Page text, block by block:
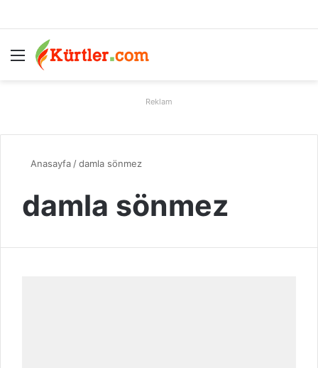
Menü
Reklam
Anasayfa /damla sönmez
damla sönmez